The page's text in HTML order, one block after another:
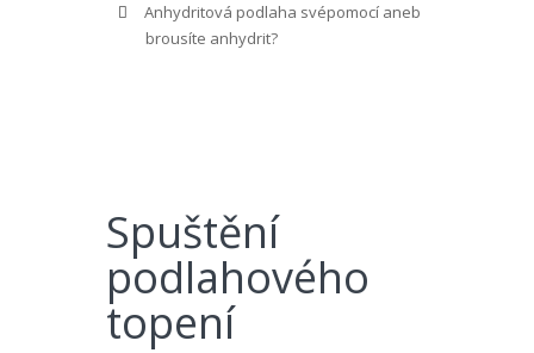
Anhydritová podlaha svépomocí aneb
brousíte anhydrit?
Spuštění
podlahového
topení